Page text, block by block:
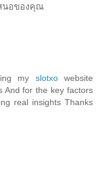
นอของคุณ
my slotxowebsite
And for the key factors
real insights Thanks